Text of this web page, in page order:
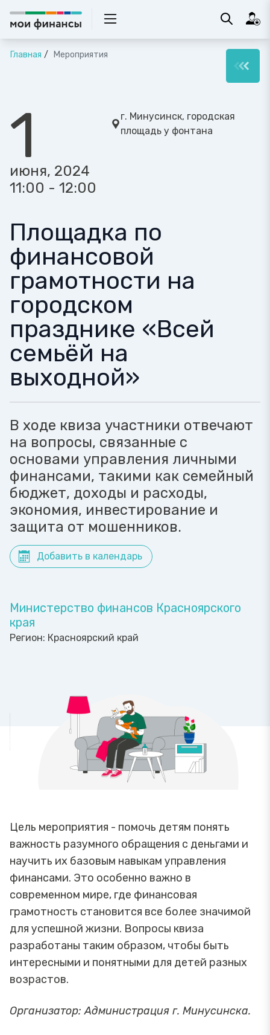
Главная Мероприятия
1
июня, 2024
11:00 - 12:00
г. Минусинск, городская
площадь у фонтана
Площадка по
финансовой
грамотности на
городском
празднике «Всей
семьёй на
выходной»
В ходе квиза участники отвечают
на вопросы, связанные с
основами управления личными
финансами, такими как семейный
бюджет, доходы и расходы,
экономия, инвестирование и
защита от мошенников.
Добавить в календарь
Министерство финансов Красноярского
края
Регион: Красноярский край
Цель мероприятия - помочь детям понять
важность разумного обращения с деньгами и
научить их базовым навыкам управления
финансами. Это особенно важно в
современном мире, где финансовая
грамотность становится все более значимой
для успешной жизни. Вопросы квиза
разработаны таким образом, чтобы быть
интересными и понятными для детей разных
возрастов.
Организатор: Администрация г. Минусинска.